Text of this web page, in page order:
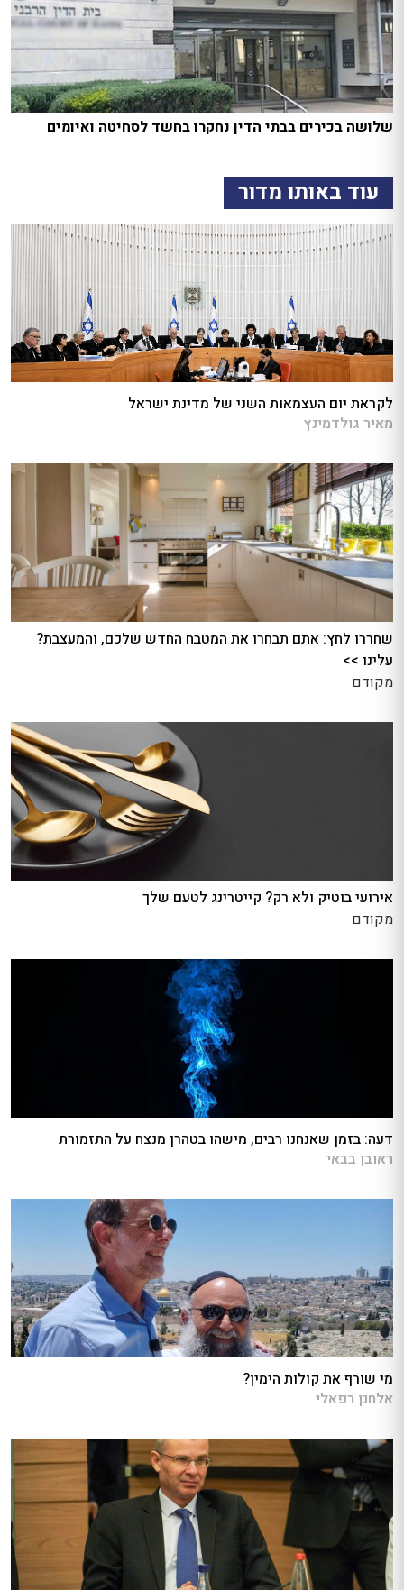
שלושה בכירים בבתי הדין נחקרו בחשד לסחיטה ואיומים
עוד באותו מדור
לקראת יום העצמאות השני של מדינת ישראל
מאיר גולדמינץ
שחררו לחץ: אתם תבחרו את המטבח החדש שלכם, והמעצבת?
עלינו >>
מקודם
אירועי בוטיק ולא רק? קייטרינג לטעם שלך
מקודם
דעה: בזמן שאנחנו רבים, מישהו בטהרן מנצח על התזמורת
ראובן בבאי
מי שורף את קולות הימין?
אלחנן רפאלי